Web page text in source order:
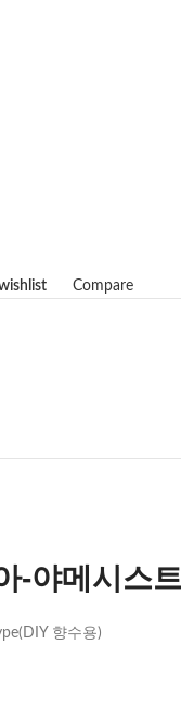
Compare
-야메시스
향수용)